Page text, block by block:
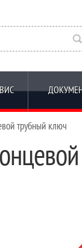
трубный ключ